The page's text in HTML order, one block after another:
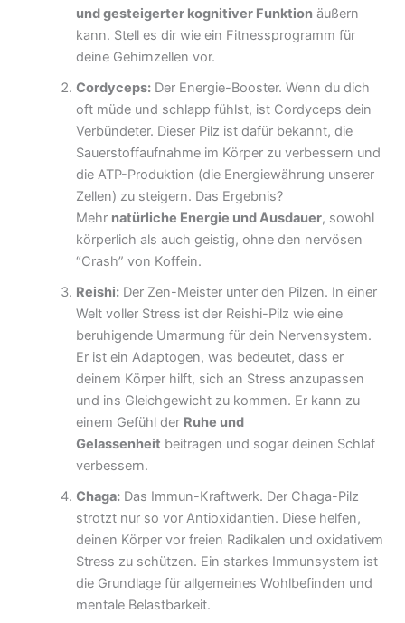
und gesteigerter kognitiver Funktionäußern
kann. Stell es dir wie ein Fitnessprogramm für
deine Gehirnzellen vor.
Cordyceps:Der Energie-Booster. Wenn du dich
oft müde und schlapp fühlst, ist Cordyceps dein
Verbündeter. Dieser Pilz ist dafür bekannt, die
Sauerstoffaufnahme im Körper zu verbessern und
die ATP-Produktion (die Energiewährung unserer
Zellen) zu steigern. Das Ergebnis?
Mehr natürliche Energie und Ausdauer, sowohl
körperlich als auch geistig, ohne den nervösen
“Crash” von Koffein.
Reishi:Der Zen-Meister unter den Pilzen. In einer
Welt voller Stress ist der Reishi-Pilz wie eine
beruhigende Umarmung für dein Nervensystem.
Er ist ein Adaptogen, was bedeutet, dass er
deinem Körper hilft, sich an Stress anzupassen
und ins Gleichgewicht zu kommen. Er kann zu
einem Gefühl der Ruhe und
Gelassenheit beitragen und sogar deinen Schlaf
verbessern.
Chaga:Das Immun-Kraftwerk. Der Chaga-Pilz
strotzt nur so vor Antioxidantien. Diese helfen,
deinen Körper vor freien Radikalen und oxidativem
Stress zu schützen. Ein starkes Immunsystem ist
die Grundlage für allgemeines Wohlbefinden und
mentale Belastbarkeit.